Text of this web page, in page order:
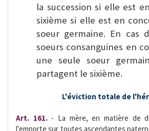
la succession si elle est
sixième si elle est en
soeur germaine. En cas
soeurs consanguines en
une seule soeur
partagent le sixième.
L'éviction totale de
Art. 161.- La mère, en matière de
l'emporte sur toutes ascendantes